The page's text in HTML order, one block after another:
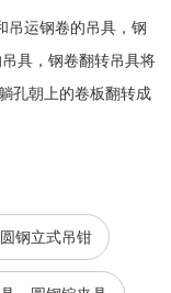
运钢卷的吊具，钢
具，钢卷翻转吊具将
孔朝上的卷板翻转成
钢立式吊钳